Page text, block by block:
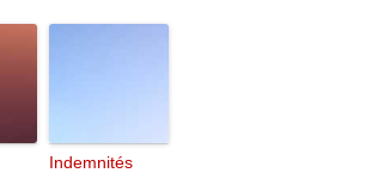
Indemnités